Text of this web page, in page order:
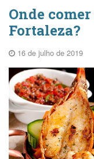
Onde
Fortaleza?
16 de julho de 2019